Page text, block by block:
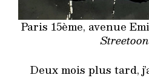
Paris 15ème, avenue
Deux mois plus tard,